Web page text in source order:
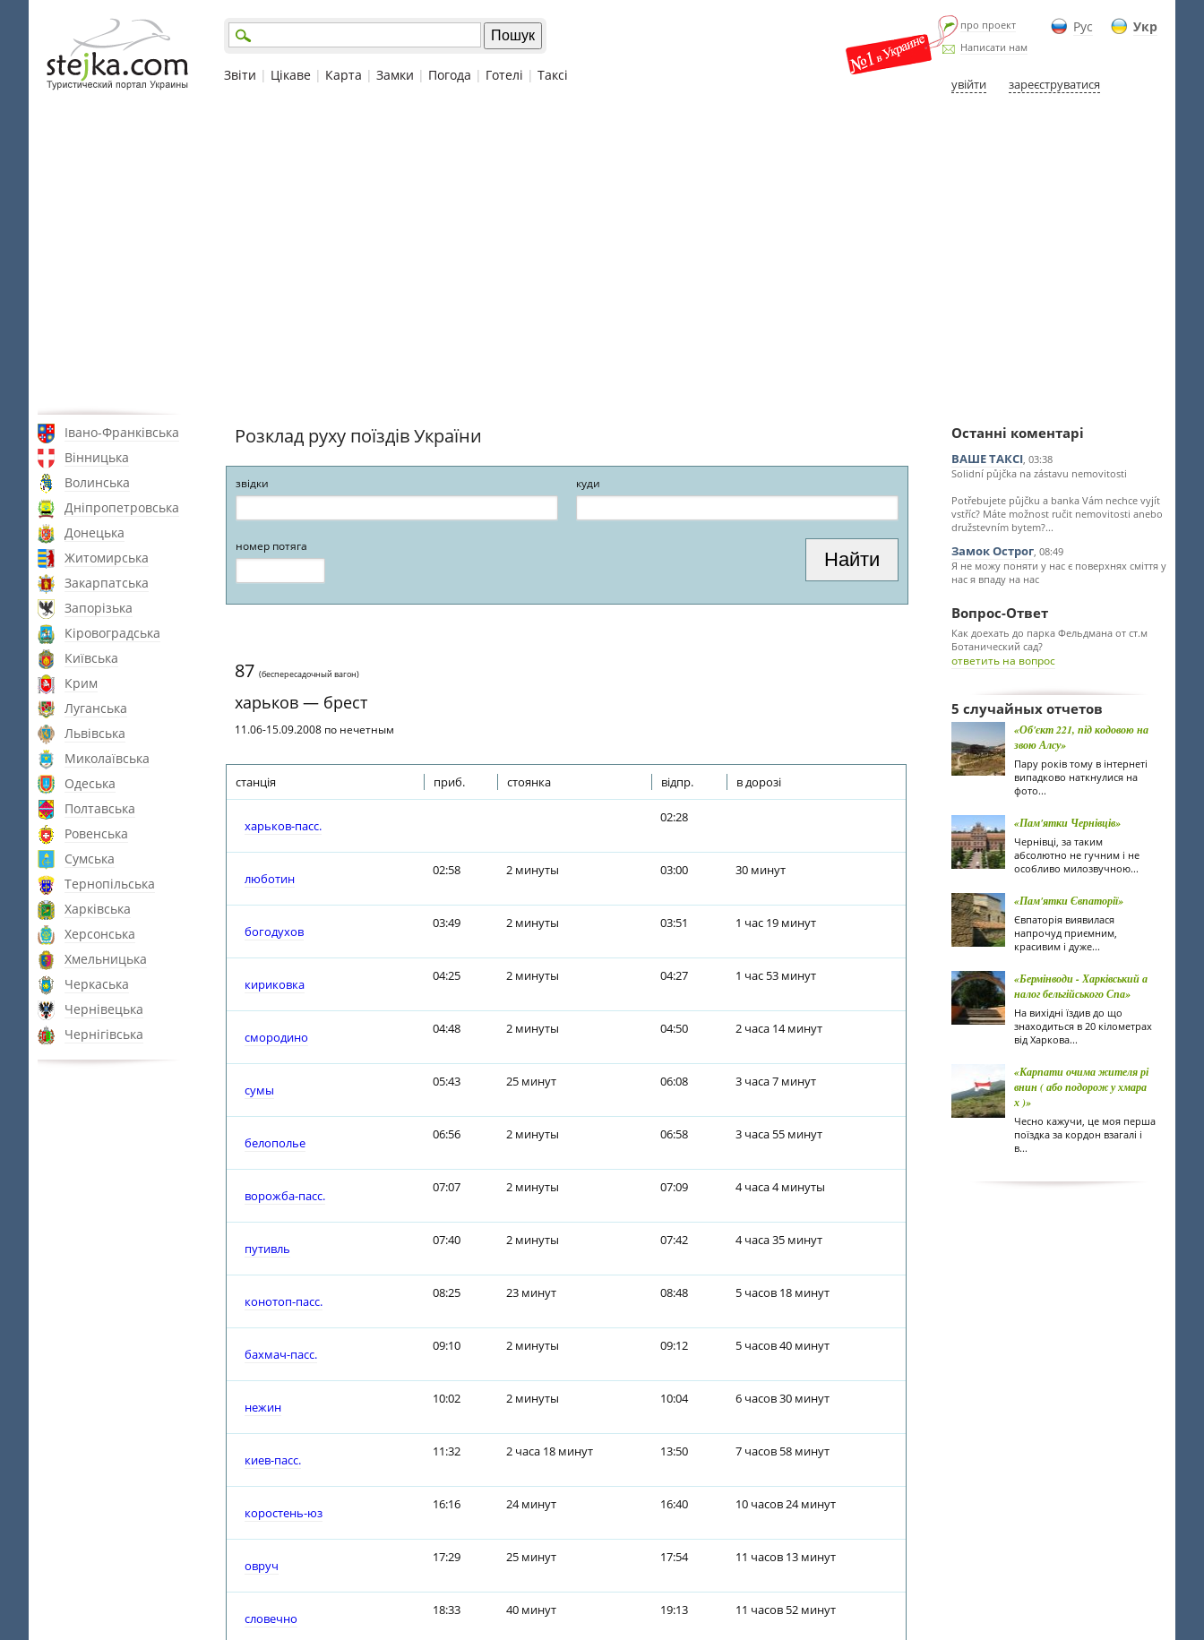
Рус Укр
про проект
Написати нам
увійти зареєструватися
Звіти | Цікаве | Карта | Замки | Погода | Готелі | Таксі
Івано-Франківська
Вінницька
Волинська
Дніпропетровська
Донецька
Житомирська
Закарпатська
Запорізька
Кіровоградська
Київська
Крим
Луганська
Львівська
Миколаївська
Одеська
Полтавська
Ровенська
Сумська
Тернопільська
Харківська
Херсонська
Хмельницька
Черкаська
Чернівецька
Чернігівська
Розклад руху поїздів України
звідки куди
номер потяга
87 (беспересадочный вагон)
харьков — брест
11.06-15.09.2008 по нечетным
станція приб. стоянка відпр. в дорозі
харьков-пасс.
02:28
люботин
02:58 2 минуты 03:00 30 минут
богодухов
03:49 2 минуты 03:51 1 час 19 минут
кириковка
04:25 2 минуты 04:27 1 час 53 минут
смородино
04:48 2 минуты 04:50 2 часа 14 минут
сумы
05:43 25 минут 06:08 3 часа 7 минут
белополье
06:56 2 минуты 06:58 3 часа 55 минут
ворожба-пасс.
07:07 2 минуты 07:09 4 часа 4 минуты
путивль
07:40 2 минуты 07:42 4 часа 35 минут
конотоп-пасс.
08:25 23 минут 08:48 5 часов 18 минут
бахмач-пасс.
09:10 2 минуты 09:12 5 часов 40 минут
нежин
10:02 2 минуты 10:04 6 часов 30 минут
киев-пасс.
11:32 2 часа 18 минут 13:50 7 часов 58 минут
коростень-юз
16:16 24 минут 16:40 10 часов 24 минут
овруч
17:29 25 минут 17:54 11 часов 13 минут
словечно
18:33 40 минут 19:13 11 часов 52 минут
Останні коментарі
ВАШЕ ТАКСІ, 03:38
Solidní půjčka na zástavu nemovitosti
Potřebujete půjčku a banka Vám nechce vyjít
vstříc? Máte možnost ručit nemovitosti anebo
družstevním bytem?...
Замок Острог, 08:49
Я не можу поняти у нас є поверхнях сміття у
нас я впаду на нас
Вопрос-Ответ
Как доехать до парка Фельдмана от ст.м
Ботанический сад?
ответить на вопрос
5 случайных отчетов
«Об'єкт 221, під кодовою на
звою Алсу»
Пару років тому в інтернеті
випадково наткнулися на
фото...
«Пам'ятки Чернівців»
Чернівці, за таким
абсолютно не гучним і не
особливо милозвучною...
«Пам'ятки Євпаторії»
Євпаторія виявилася
напрочуд приємним,
красивим і дуже...
«Бермінводи - Харківський а
налог бельгійського Спа»
На вихідні їздив до що
знаходиться в 20 кілометрах
від Харкова...
«Карпати очима жителя рі
внин ( або подорож у хмара
х )»
Чесно кажучи, це моя перша
поїздка за кордон взагалі і
в...